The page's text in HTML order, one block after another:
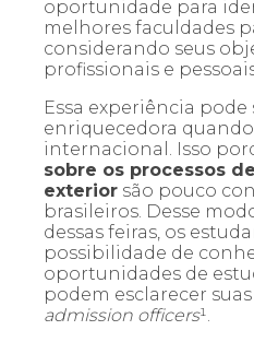
oportunidade para
melhores faculdades
considerando seus
profissionais e
Essa experiência
enriquecedora
internacional. Isso
sobre os processos
exterior são pouco
brasileiros. Desse
dessas feiras, os
possibilidade de
oportunidades de
podem esclarecer
admission officers¹.